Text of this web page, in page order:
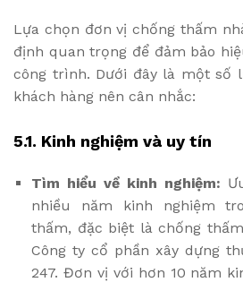
Lựa chọn đơn vị chống thấm
định quan trọng để đảm bảo
công trình. Dưới đây là một số
khách hàng nên cân nhắc:
5.1. Kinh nghiệm và uy tín
Tìm hiểu về kinh nghiệm:
nhiều năm kinh nghiệm
thấm, đặc biệt là chống
Công ty cổ phần xây dựng
247. Đơn vị với hơn 10 năm